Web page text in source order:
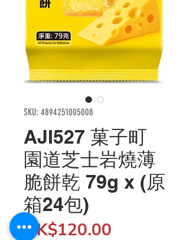
SKU: 4894251005008
AJI527 菓子町
園道芝士岩燒薄
脆餅乾 79g x (原
箱24包)
HK$120.00